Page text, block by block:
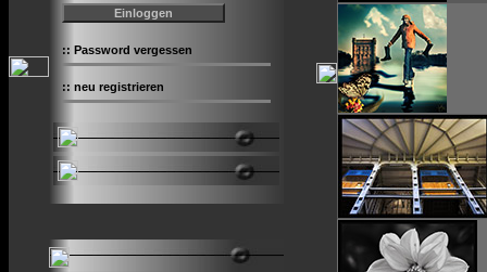
:: Password vergessen
:: neu registrieren